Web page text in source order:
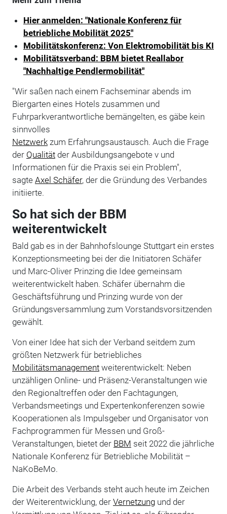
Hier anmelden: "Nationale Konferenz für
betriebliche Mobilität 2025"
Mobilitätskonferenz: Von Elektromobilität bis KI
Mobilitätsverband: BBM bietet Reallabor
"Nachhaltige Pendlermobilität"
"Wir saßen nach einem Fachseminar abends im
Biergarten eines Hotels zusammen und
Fuhrparkverantwortliche bemängelten, es gäbe kein
sinnvolles
Netzwerkzum Erfahrungsaustausch. Auch die Frage
der Qualitätder Ausbildungsangebote v und
Informationen für die Praxis sei ein Problem",
sagte Axel Schäfer, der die Gründung des Verbandes
initiierte.
So hat sich der BBM
weiterentwickelt
Bald gab es in der Bahnhofslounge Stuttgart ein erstes
Konzeptionsmeeting bei der die Initiatoren Schäfer
und Marc-Oliver Prinzing die Idee gemeinsam
weiterentwickelt haben. Schäfer übernahm die
Geschäftsführung und Prinzing wurde von der
Gründungsversammlung zum Vorstandsvorsitzenden
gewählt.
Von einer Idee hat sich der Verband seitdem zum
größten Netzwerk für betriebliches
Mobilitätsmanagementweiterentwickelt: Neben
unzähligen Online- und Präsenz-Veranstaltungen wie
den Regionaltreffen oder den Fachtagungen,
Verbandsmeetings und Expertenkonferenzen sowie
Kooperationen als Impulsgeber und Organisator von
Fachprogrammen für Messen und Groß-
Veranstaltungen, bietet der BBM seit 2022 die jährliche
Nationale Konferenz für Betriebliche Mobilität –
NaKoBeMo.
Die Arbeit des Verbands steht auch heute im Zeichen
der Weiterentwicklung, der Vernetzungund der